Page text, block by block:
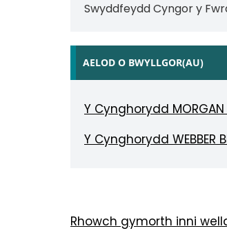
Swyddfeydd Cyngor y
AELOD O BWYLLGOR(AU)
Y Cynghorydd
Y Cynghorydd WEBBER
Rhowch gymorth inni